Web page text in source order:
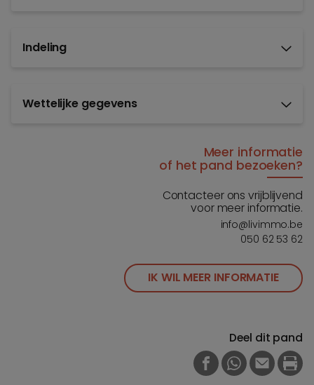
Indeling
Wettelijke gegevens
Meer informatie
of het pand bezoeken?
Contacteer ons vrijblijvend
voor meer informatie.
info@livimmo.be
050 62 53 62
IK WIL MEER INFORMATIE
Deel dit pand
FACEBOOK
WHATSAPP
E-MAIL